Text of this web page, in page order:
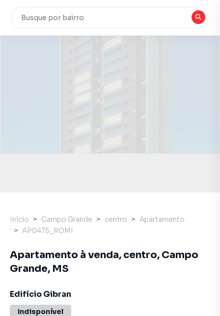
Início Campo Grande centro
Apartamento
AP0475_ROMI
Apartamento à venda, centro, Campo
Grande, MS
Edifício Gibran
Indisponível